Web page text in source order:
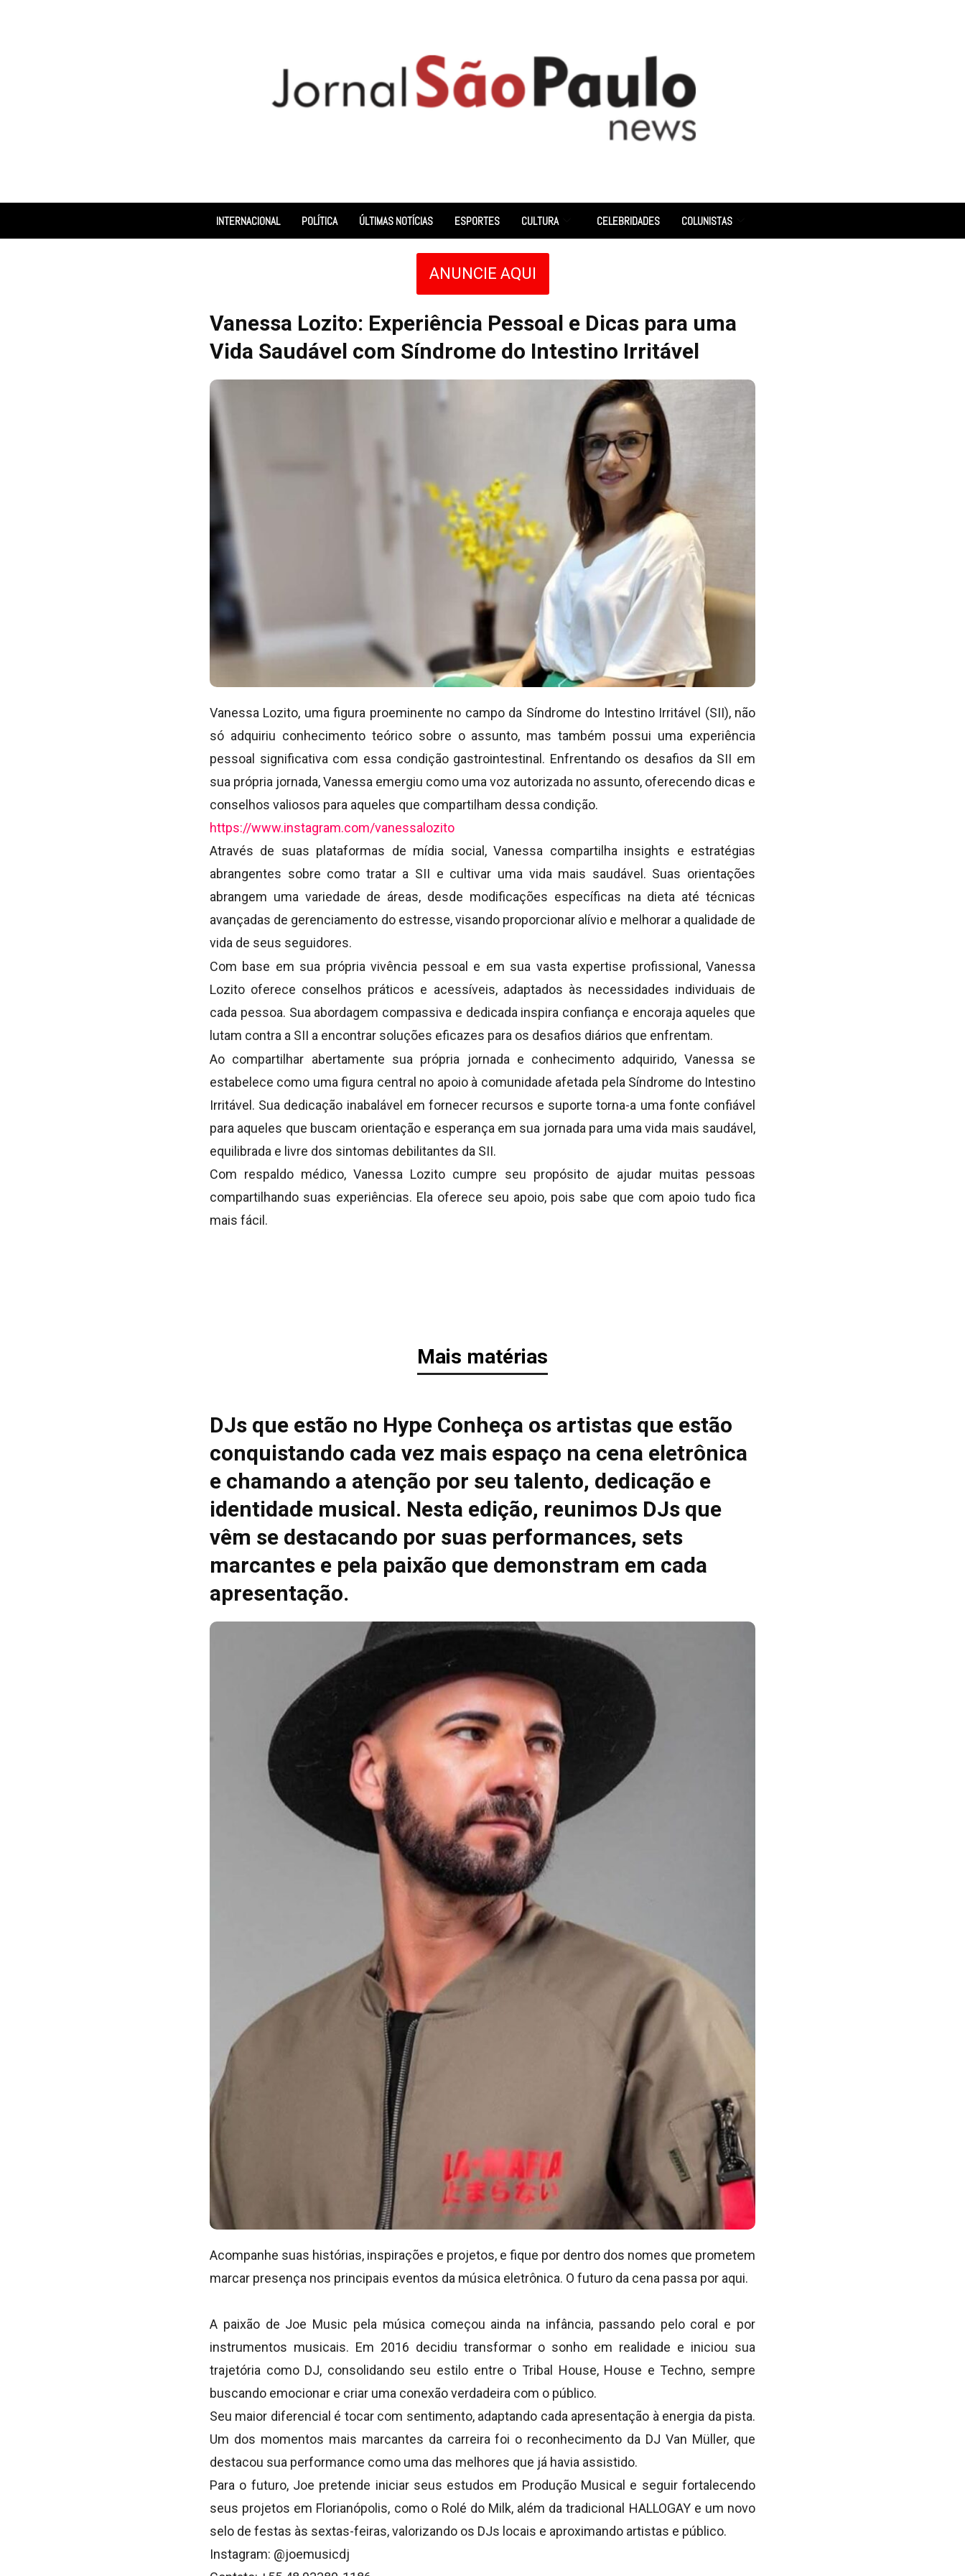
INTERNACIONAL POLÍTICA ÚLTIMAS NOTÍCIAS ESPORTES CULTURA CELEBRIDADES COLUNISTAS
ANUNCIE AQUI
Vanessa Lozito: Experiência Pessoal e Dicas para uma
Vida Saudável com Síndrome do Intestino Irritável
Vanessa Lozito, uma figura proeminente no campo da Síndrome do Intestino Irritável (SII), não
só adquiriu conhecimento teórico sobre o assunto, mas também possui uma experiência
pessoal significativa com essa condição gastrointestinal. Enfrentando os desafios da SII em
sua própria jornada, Vanessa emergiu como uma voz autorizada no assunto, oferecendo dicas e
conselhos valiosos para aqueles que compartilham dessa condição.
https://www.instagram.com/vanessalozito
Através de suas plataformas de mídia social, Vanessa compartilha insights e estratégias
abrangentes sobre como tratar a SII e cultivar uma vida mais saudável. Suas orientações
abrangem uma variedade de áreas, desde modificações específicas na dieta até técnicas
avançadas de gerenciamento do estresse, visando proporcionar alívio e melhorar a qualidade de
vida de seus seguidores.
Com base em sua própria vivência pessoal e em sua vasta expertise profissional, Vanessa
Lozito oferece conselhos práticos e acessíveis, adaptados às necessidades individuais de
cada pessoa. Sua abordagem compassiva e dedicada inspira confiança e encoraja aqueles que
lutam contra a SII a encontrar soluções eficazes para os desafios diários que enfrentam.
Ao compartilhar abertamente sua própria jornada e conhecimento adquirido, Vanessa se
estabelece como uma figura central no apoio à comunidade afetada pela Síndrome do Intestino
Irritável. Sua dedicação inabalável em fornecer recursos e suporte torna-a uma fonte confiável
para aqueles que buscam orientação e esperança em sua jornada para uma vida mais saudável,
equilibrada e livre dos sintomas debilitantes da SII.
Com respaldo médico, Vanessa Lozito cumpre seu propósito de ajudar muitas pessoas
compartilhando suas experiências. Ela oferece seu apoio, pois sabe que com apoio tudo fica
mais fácil.
Mais matérias
DJs que estão no Hype Conheça os artistas que estão
conquistando cada vez mais espaço na cena eletrônica
e chamando a atenção por seu talento, dedicação e
identidade musical. Nesta edição, reunimos DJs que
vêm se destacando por suas performances, sets
marcantes e pela paixão que demonstram em cada
apresentação.
Acompanhe suas histórias, inspirações e projetos, e fique por dentro dos nomes que prometem
marcar presença nos principais eventos da música eletrônica. O futuro da cena passa por aqui.
A paixão de Joe Music pela música começou ainda na infância, passando pelo coral e por
instrumentos musicais. Em 2016 decidiu transformar o sonho em realidade e iniciou sua
trajetória como DJ, consolidando seu estilo entre o Tribal House, House e Techno, sempre
buscando emocionar e criar uma conexão verdadeira com o público.
Seu maior diferencial é tocar com sentimento, adaptando cada apresentação à energia da pista.
Um dos momentos mais marcantes da carreira foi o reconhecimento da DJ Van Müller, que
destacou sua performance como uma das melhores que já havia assistido.
Para o futuro, Joe pretende iniciar seus estudos em Produção Musical e seguir fortalecendo
seus projetos em Florianópolis, como o Rolé do Milk, além da tradicional HALLOGAY e um novo
selo de festas às sextas-feiras, valorizando os DJs locais e aproximando artistas e público.
Instagram: @joemusicdj